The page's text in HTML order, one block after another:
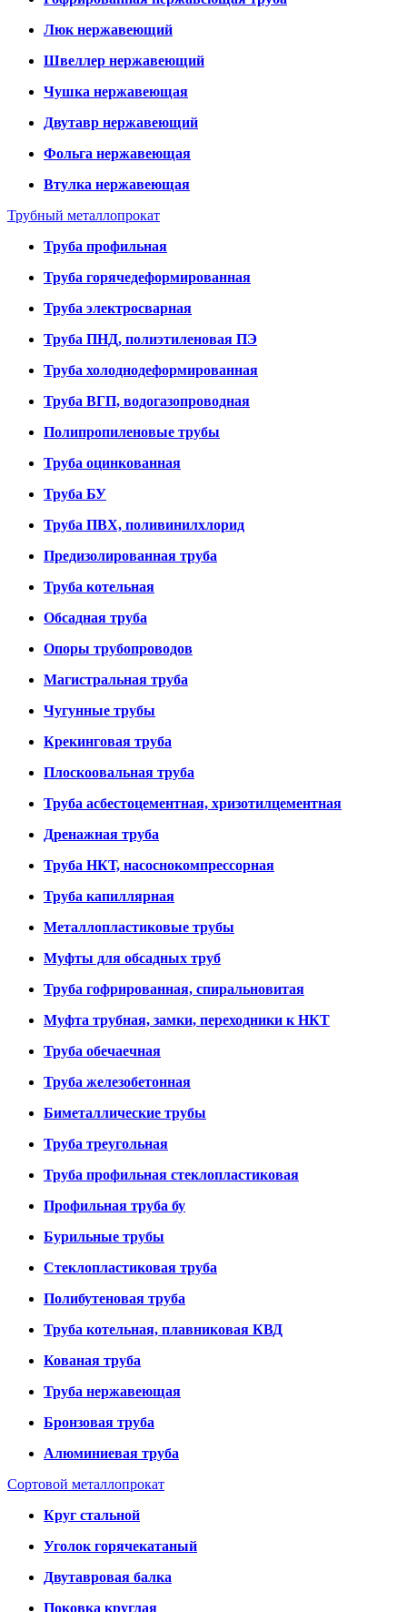
Люк нержавеющий
Швеллер нержавеющий
Чушка нержавеющая
Двутавр нержавеющий
Фольга нержавеющая
Втулка нержавеющая
Трубный металлопрокат
Труба профильная
Труба горячедеформированная
Труба электросварная
Труба ПНД, полиэтиленовая ПЭ
Труба холоднодеформированная
Труба ВГП, водогазопроводная
Полипропиленовые трубы
Труба оцинкованная
Труба БУ
Труба ПВХ, поливинилхлорид
Предизолированная труба
Труба котельная
Обсадная труба
Опоры трубопроводов
Магистральная труба
Чугунные трубы
Крекинговая труба
Плоскоовальная труба
Труба асбестоцементная, хризотилцементная
Дренажная труба
Труба НКТ, насоснокомпрессорная
Труба капиллярная
Металлопластиковые трубы
Муфты для обсадных труб
Труба гофрированная, спиральновитая
Муфта трубная, замки, переходники к НКТ
Труба обечаечная
Труба железобетонная
Биметаллические трубы
Труба треугольная
Труба профильная стеклопластиковая
Профильная труба бу
Бурильные трубы
Стеклопластиковая труба
Полибутеновая труба
Труба котельная, плавниковая КВД
Кованая труба
Труба нержавеющая
Бронзовая труба
Алюминиевая труба
Сортовой металлопрокат
Круг стальной
Уголок горячекатаный
Двутавровая балка
Поковка круглая